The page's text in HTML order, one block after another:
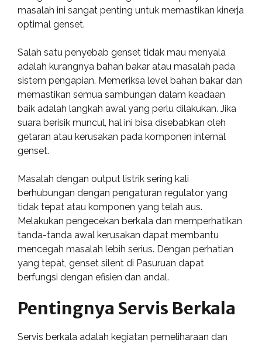
masalah ini sangat penting untuk memastikan kinerja
optimal genset.
Salah satu penyebab genset tidak mau menyala
adalah kurangnya bahan bakar atau masalah pada
sistem pengapian. Memeriksa level bahan bakar dan
memastikan semua sambungan dalam keadaan
baik adalah langkah awal yang perlu dilakukan. Jika
suara berisik muncul, hal ini bisa disebabkan oleh
getaran atau kerusakan pada komponen internal
genset.
Masalah dengan output listrik sering kali
berhubungan dengan pengaturan regulator yang
tidak tepat atau komponen yang telah aus.
Melakukan pengecekan berkala dan memperhatikan
tanda-tanda awal kerusakan dapat membantu
mencegah masalah lebih serius. Dengan perhatian
yang tepat, genset silent di Pasuruan dapat
berfungsi dengan efisien dan andal.
Pentingnya Servis Berkala
Servis berkala adalah kegiatan pemeliharaan dan